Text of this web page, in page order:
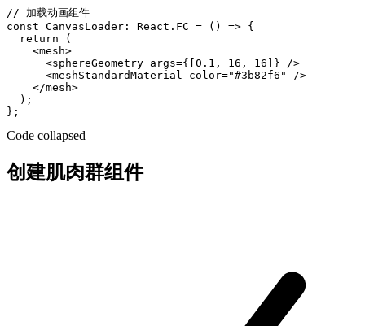
// 加载动画组件
const CanvasLoader: React.FC = () => {
  return (
    <mesh>
      <sphereGeometry args={[0.1, 16, 16]} />
      <meshStandardMaterial color="#3b82f6" />
    </mesh>
  );
Code collapsed
创建肌肉群组件